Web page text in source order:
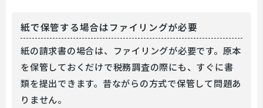
紙で保管する場合はファイリングが必要
紙の請求書の場合は、ファイリングが必要です。原本
を保管しておくだけで税務調査の際にも、すぐに書
類を提出できます。昔ながらの方式で保管して問題あ
りません。